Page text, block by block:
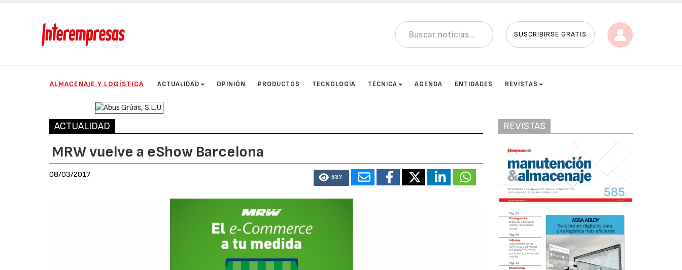
SUSCRIBIRSE GRATIS
ALMACENAJE Y LOGÍSTICA ACTUALIDAD OPINIÓN PRODUCTOS TECNOLOGÍA TÉCNICA AGENDA ENTIDADES REVISTAS
ACTUALIDAD
MRW vuelve a eShow Barcelona
08/03/2017 637
REVISTAS